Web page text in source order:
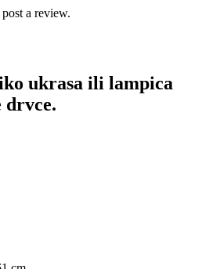
a review.
ukrasa ili lampica
drvce.